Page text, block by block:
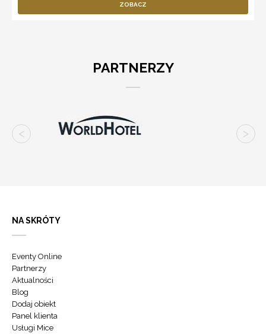
ZOBACZ
PARTNERZY
NA SKRÓTY
Eventy Online
Partnerzy
Aktualności
Blog
Dodaj obiekt
Panel klienta
Usługi Mice